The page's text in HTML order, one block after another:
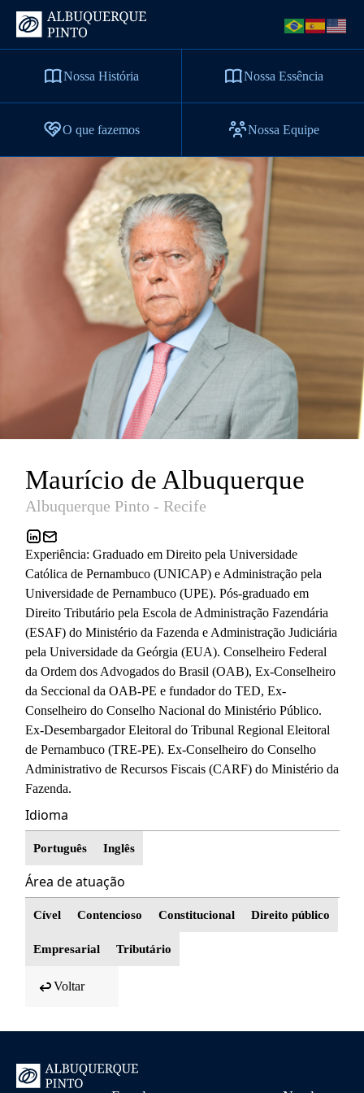
Nossa História Nossa Essência
O que fazemos Nossa Equipe
Maurício de Albuquerque
Albuquerque Pinto - Recife
Experiência: Graduado em Direito pela Universidade
Católica de Pernambuco (UNICAP) e Administração pela
Universidade de Pernambuco (UPE). Pós-graduado em
Direito Tributário pela Escola de Administração Fazendária
(ESAF) do Ministério da Fazenda e Administração Judiciária
pela Universidade da Geórgia (EUA). Conselheiro Federal
da Ordem dos Advogados do Brasil (OAB), Ex-Conselheiro
da Seccional da OAB-PE e fundador do TED, Ex-
Conselheiro do Conselho Nacional do Ministério Público.
Ex-Desembargador Eleitoral do Tribunal Regional Eleitoral
de Pernambuco (TRE-PE). Ex-Conselheiro do Conselho
Administrativo de Recursos Fiscais (CARF) do Ministério da
Fazenda.
Idioma
Português Inglês
Área de atuação
Cível Contencioso Constitucional Direito público
Empresarial Tributário
Voltar